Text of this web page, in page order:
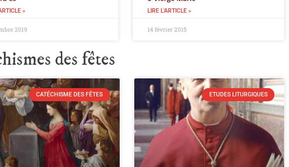
»
2019
LIRE L'ARTICLE »
14 février 2015
des fêtes
CATÉCHISME DES FÊTES ETUDES LITURGIQUES